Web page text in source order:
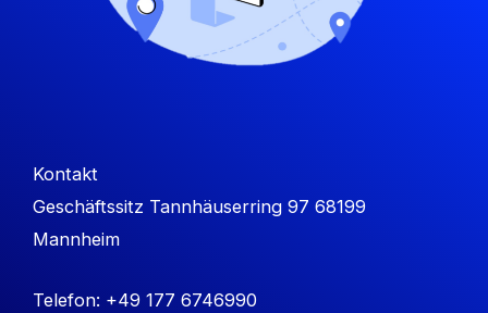
Kontakt
Geschäftssitz Tannhäuserring 97 68199
Mannheim
Telefon: +49 177 6746990